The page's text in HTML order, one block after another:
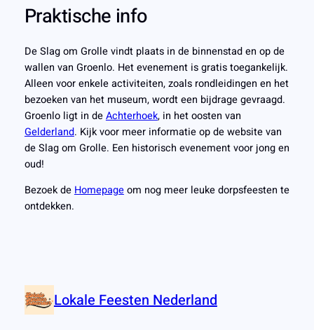
Praktische info
De Slag om Grolle vindt plaats in de binnenstad en op de
wallen van Groenlo. Het evenement is gratis toegankelijk.
Alleen voor enkele activiteiten, zoals rondleidingen en het
bezoeken van het museum, wordt een bijdrage gevraagd.
Groenlo ligt in deAchterhoek, in het oosten van
Gelderland. Kijk voor meer informatie op de website van
de Slag om Grolle. Een historisch evenement voor jong en
oud!
Bezoek de Homepageom nog meer leuke dorpsfeesten te
ontdekken.
Lokale Feesten Nederland